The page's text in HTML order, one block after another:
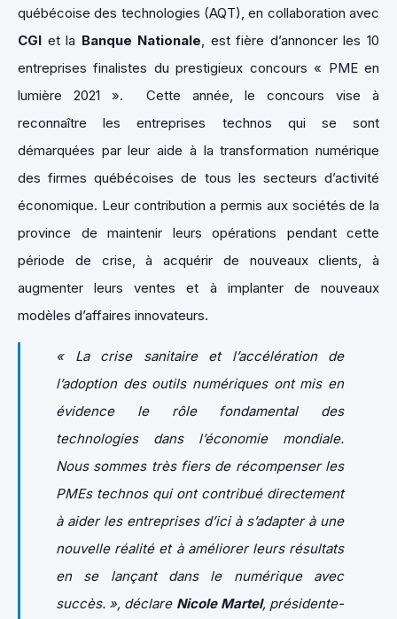
québécoise des technologies (AQT), en collaboration avec
CGI et la Banque Nationale, est fière d’annoncer les 10
entreprises finalistes du prestigieux concours « PME en
lumière 2021 ». Cette année, le concours vise à
reconnaître les entreprises technos qui se sont
démarquées par leur aide à la transformation numérique
des firmes québécoises de tous les secteurs d’activité
économique. Leur contribution a permis aux sociétés de la
province de maintenir leurs opérations pendant cette
période de crise, à acquérir de nouveaux clients, à
augmenter leurs ventes et à implanter de nouveaux
modèles d’affaires innovateurs.
« La crise sanitaire et l’accélération de
l’adoption des outils numériques ont mis en
évidence le rôle fondamental des
technologies dans l’économie mondiale.
Nous sommes très fiers de récompenser les
PMEs technos qui ont contribué directement
à aider les entreprises d’ici à s’adapter à une
nouvelle réalité et à améliorer leurs résultats
en se lançant dans le numérique avec
succès. », déclare Nicole Martel, présidente-